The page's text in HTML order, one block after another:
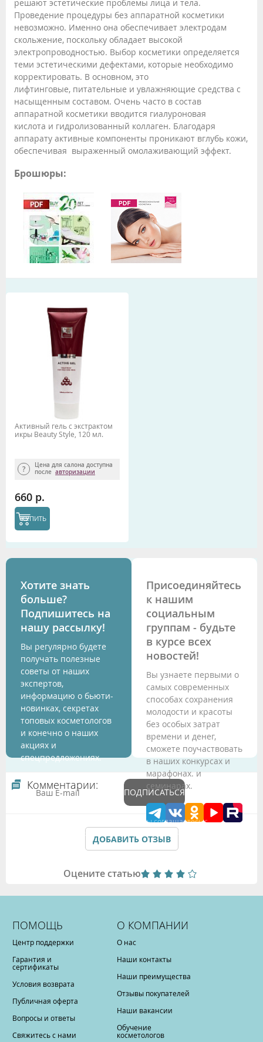
решают эстетические проблемы лица и тела.
Проведение процедуры без аппаратной косметики
невозможно. Именно она обеспечивает электродам
скольжение, поскольку обладает высокой
электропроводностью. Выбор косметики определяется
теми эстетическими дефектами, которые необходимо
корректировать. В основном, это
лифтинговые, питательные и увлажняющие средства с
насыщенным составом. Очень часто в состав
аппаратной косметики вводится гиалуроновая
кислота и гидролизованный коллаген. Благодаря
аппарату активные компоненты проникают вглубь кожи,
обеспечивая выраженный омолаживающий эффект.
Брошюры:
Активный гель с экстрактом
икры Beauty Style, 120 мл.
Цена для салона доступна
после авторизации
660 р.
КУПИТЬ
Хотите знать
больше?
Подпишитесь на
нашу рассылку!
Вы регулярно будете
получать полезные
советы от наших
экспертов,
информацию о бьюти-
новинках, секретах
топовых косметологов
и конечно о наших
акциях и
спецпредложениях.
ПОДПИСАТЬСЯ
Подтверждая данные формы Вы соглашаетесь с
Политикой обработки персональных данных
Присоединяйтесь
к нашим
социальным
группам - будьте
в курсе всех
новостей!
Вы узнаете первыми о
самых современных
способах сохранения
молодости и красоты
без особых затрат
времени и денег,
сможете поучаствовать
в наших конкурсах и
марафонах. и
семинарах.
Комментарии:
ДОБАВИТЬ ОТЗЫВ
Оцените статью
ПОМОЩЬ
Центр поддержки
Гарантия и
сертификаты
Условия возврата
Публичная оферта
Вопросы и ответы
Свяжитесь с нами
О КОМПАНИИ
О нас
Наши контакты
Наши преимущества
Отзывы покупателей
Наши вакансии
Обучение
косметологов